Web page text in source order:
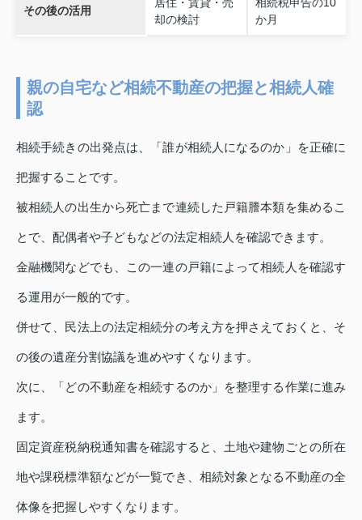
その後の活用
却の検討
か月
親の自宅など相続不動産の把握と相続人確
認
相続手続きの出発点は、「誰が相続人になるのか」を正確に
把握することです。
被相続人の出生から死亡まで連続した戸籍謄本類を集めるこ
とで、配偶者や子どもなどの法定相続人を確認できます。
金融機関などでも、この一連の戸籍によって相続人を確認す
る運用が一般的です。
併せて、民法上の法定相続分の考え方を押さえておくと、そ
の後の遺産分割協議を進めやすくなります。
次に、「どの不動産を相続するのか」を整理する作業に進み
ます。
固定資産税納税通知書を確認すると、土地や建物ごとの所在
地や課税標準額などが一覧でき、相続対象となる不動産の全
体像を把握しやすくなります。